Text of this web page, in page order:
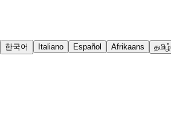
한국어 Italiano Español Afrikaans தமிழ்